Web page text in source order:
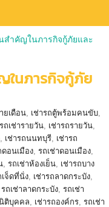
สำคัญในภารกิจกู้ภัยและ
ในภารกิจกู้ภัย
ยเดือน, เช่ารถตู้พร้อมคนขับ,
รถเช่ารายวัน, เช่ารถรายวัน,
, เช่ารถนนทบุรี, เช่ารถ
ดอนเมือง, รถเช่าดอนเมือง,
, รถเช่าห้องเย็น, เช่ารถบาง
เจ็ดที่นั่ง, เช่ารถลาดกระบัง,
รถเช่าลาดกระบัง, รถเช่า
ติบุคคล, เช่ารถองค์กร, รถเช่า